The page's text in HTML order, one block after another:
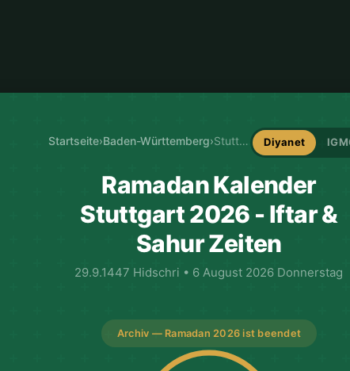
Startseite›Baden-Württemberg› Stuttgart Ramadan-Kalender Diyanet
Ramadan Kalender
Stuttgart 2026 - Iftar &
Sahur Zeiten
29.9.1447 Hidschri • 6 August 2026 Donnerstag
Archiv — Ramadan 2026 ist beendet